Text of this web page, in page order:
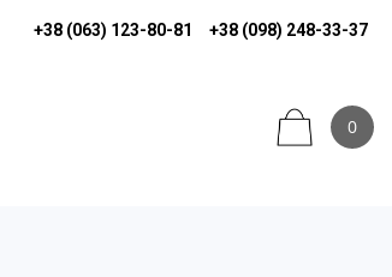
+38 (063) 123-80-81 +38 (098) 248-33-37
0